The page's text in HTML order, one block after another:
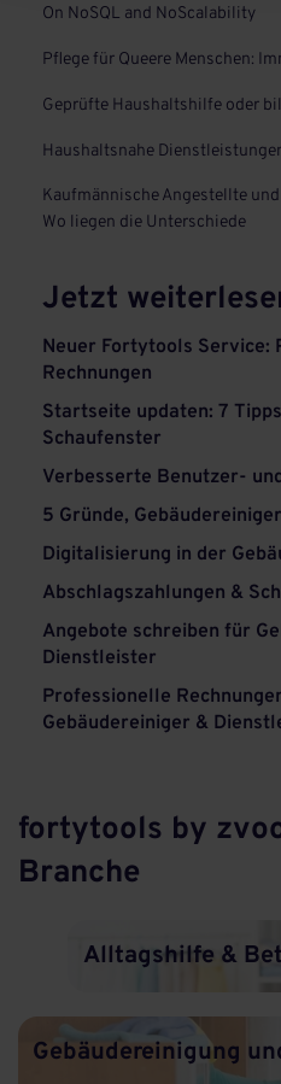
On NoSQL and NoScalability
Pflege für Queere Menschen:
Geprüfte Haushaltshilfe oder
Haushaltsnahe
Kaufmännische Angestellte
Wo liegen die Unterschiede
Jetzt
Neuer Fortytools Service:
Rechnungen
Startseite updaten: 7
Schaufenster
Verbesserte Benutzer-
5 Gründe,
Digitalisierung in der
Abschlagszahlungen &
Angebote schreiben für
Dienstleister
Professionelle
Gebäudereiniger &
fortytools by
Branche
Alltagshilfe &
Gebäudereinigung